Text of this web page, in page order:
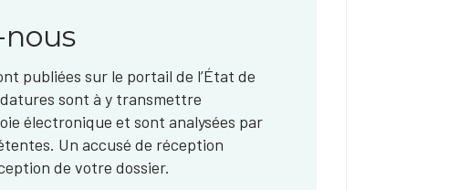
publiées sur le portail de l’État de
sont à y transmettre
électronique et sont analysées par
Un accusé de réception
de votre dossier.